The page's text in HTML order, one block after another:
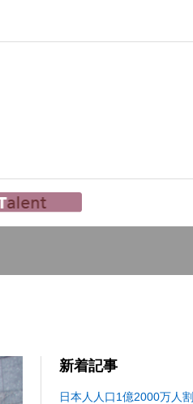
新着記事
日本人人口1億2000万人